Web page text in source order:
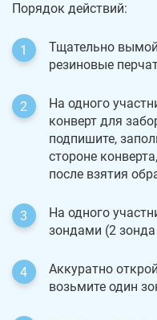
Порядок действий:
Тщательно
резиновые
На одного
конверт для
подпишите,
стороне
после взятия
На одного
зондами (2
Аккуратно
возьмите один